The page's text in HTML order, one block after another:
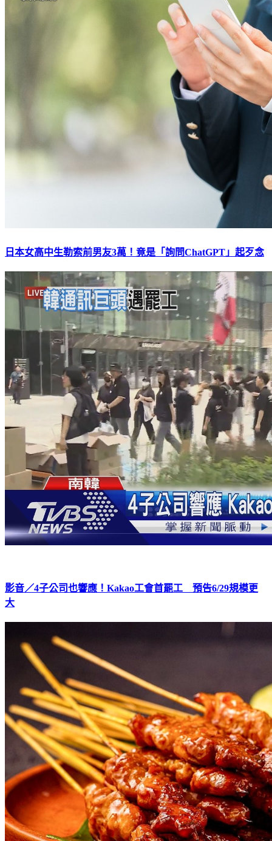
日本女高中生勒索前男友3萬！竟是「詢問ChatGPT」起歹念
影音／4子公司也響應！Kakao工會首罷工 預告6/29規模更
大